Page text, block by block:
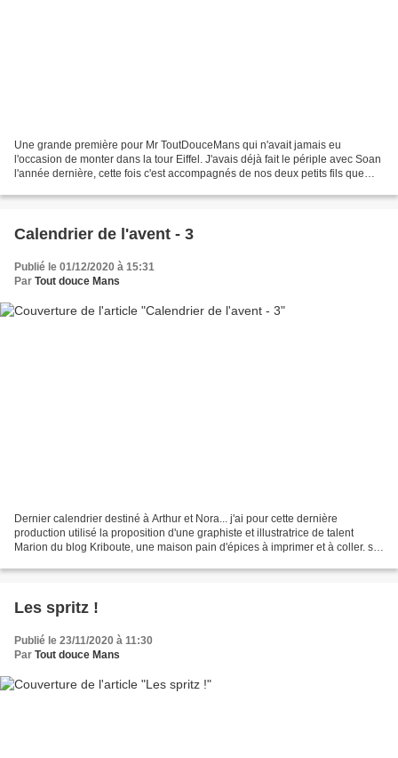
Une grande première pour Mr ToutDouceMans qui n'avait jamais eu
l'occasion de monter dans la tour Eiffel. J'avais déjà fait le périple avec Soan
l'année dernière, cette fois c'est accompagnés de nos deux petits fils que
Calendrier de l'avent - 3
Publié le 01/12/2020 à 15:31
Par Tout douce Mans
Dernier calendrier destiné à Arthur et Nora... j'ai pour cette dernière
production utilisé la proposition d'une graphiste et illustratrice de talent
Marion du blog Kriboute, une maison pain d'épices à imprimer et à coller. sur
Les spritz !
Publié le 23/11/2020 à 11:30
Par Tout douce Mans